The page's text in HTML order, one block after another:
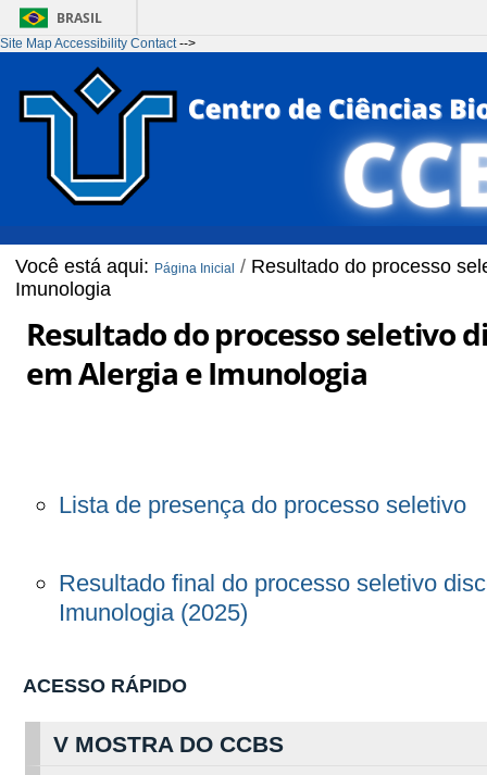
BRASIL
Ir para o conteúdo
Site MapAccessibility Contact-->
Você está aqui: Página Inicial / Resultado do processo
Imunologia
Resultado do processo seletivo
em Alergia e Imunologia
Lista de presença do processo seletivo
Resultado final do processo seletivo
Imunologia (2025)
ACESSO RÁPIDO
V MOSTRA DO CCBS